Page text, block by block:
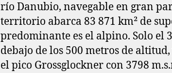
río Danubio, navegable en gran
territorio abarca 83 871 km² de
predominante es el alpino. Solo el
debajo de los 500 metros de
el pico Grossglockner con 3798